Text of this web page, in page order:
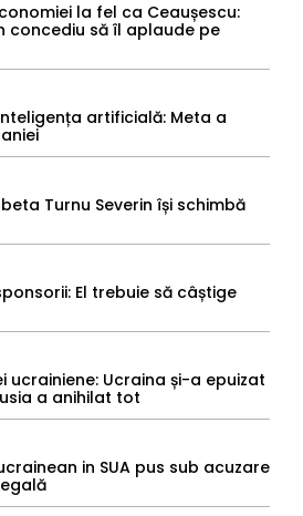
la fel ca Ceaușescu:
concediu să îl aplaude pe
artificială: Meta a
Turnu Severin își schimbă
El trebuie să câștige
ucrainiene: Ucraina și-a epuizat
a anihilat tot
in SUA pus sub acuzare